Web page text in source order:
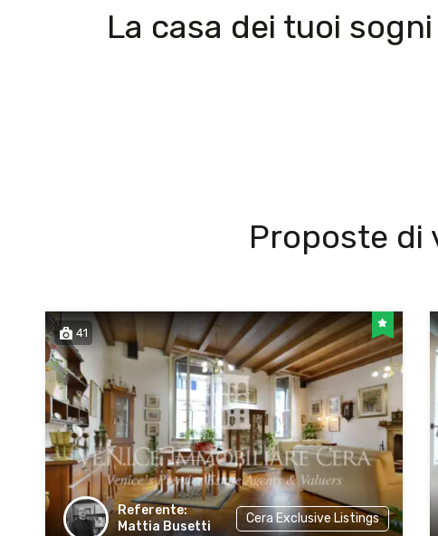
La casa dei tuoi
Proposte di
41
Mattia Busetti
Cera Exclusive Listings